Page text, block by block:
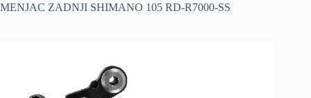
MENJAC ZADNJI SHIMANO 105 RD-R7000-SS